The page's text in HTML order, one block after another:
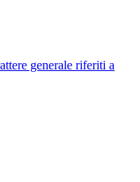
generale riferiti a